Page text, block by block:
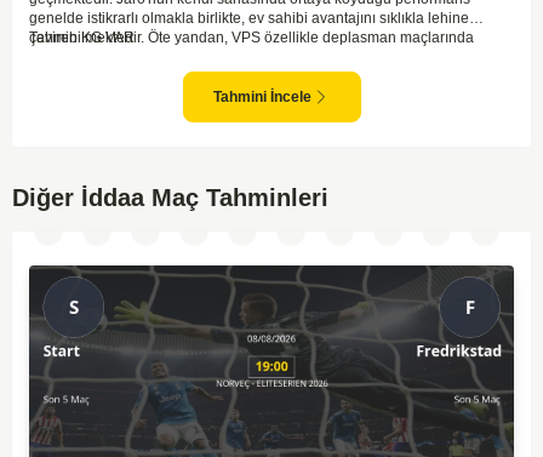
genelde istikrarlı olmakla birlikte, ev sahibi avantajını sıklıkla lehine
çevirebilmektedir. Öte yandan, VPS özellikle deplasman maçlarında
anlar yakalayabilmektedir. İki takım arasındaki tarihsel rekabet dikkate
alındığında, maçın dengede geçmesi olasıdır ve her iki tarafın da gol
şansı bulunmaktadır. Özellikle Jaro'nun savunma zaafları ve VPS'nin hızlı
Tahmin KG VAR
Tahmini İncele
Diğer İddaa Maç Tahminleri